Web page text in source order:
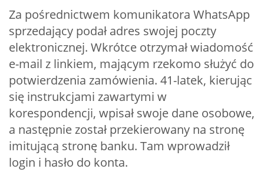
Za pośrednictwem komunikatora WhatsApp
sprzedający podał adres swojej poczty
elektronicznej. Wkrótce otrzymał wiadomość
e-mail z linkiem, mającym rzekomo służyć do
potwierdzenia zamówienia. 41-latek, kierując
się instrukcjami zawartymi w
korespondencji, wpisał swoje dane osobowe,
a następnie został przekierowany na stronę
imitującą stronę banku. Tam wprowadził
login i hasło do konta.